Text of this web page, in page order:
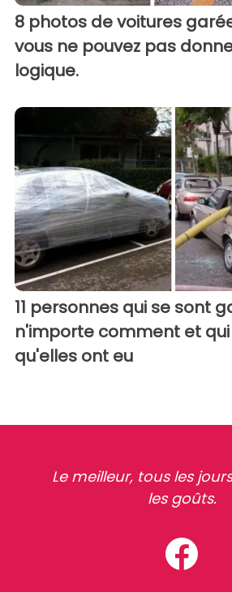
8 photos de voitures
vous ne pouvez pas
logique.
11 personnes qui se sont
n'importe comment et
qu'elles ont eu
Le meilleur, tous les
les goûts.